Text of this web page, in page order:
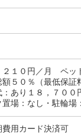
２１０円／月 ペッ
額５０％（最低
：あり１８，７０
：なし・駐輪場
用カード決済可